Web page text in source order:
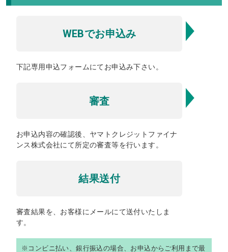
WEBでお申込み
下記専用申込フォームにてお申込み下さい。
審査
お申込内容の確認後、ヤマトクレジットファイナ
ンス株式会社にて所定の審査等を行います。
結果送付
審査結果を、お客様にメールにて送付いたしま
す。
※コンビニ払い、銀行振込の場合、お申込からご利用まで最